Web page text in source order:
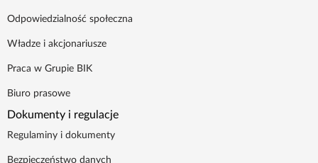
Odpowiedzialność społeczna
Władze i akcjonariusze
Praca w Grupie BIK
Biuro prasowe
Dokumenty i regulacje
Regulaminy i dokumenty
Bezpieczeństwo danych